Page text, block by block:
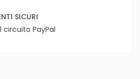
SICURI
circuito PayPal